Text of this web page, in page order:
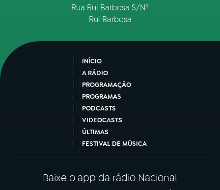
Rua Rui Barbosa S/Nº
Rui Barbosa
INÍCIO
A RÁDIO
PROGRAMAÇÃO
PROGRAMAS
PODCASTS
VIDEOCASTS
ÚLTIMAS
FESTIVAL DE MÚSICA
Baixe o app da rádio Nacional